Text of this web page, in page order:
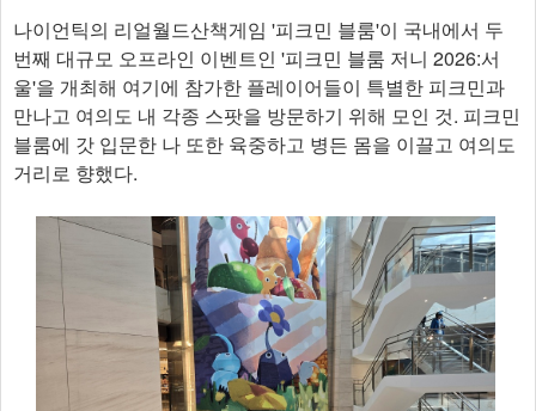
나이언틱의 리얼월드산책게임 '피크민 블룸'이 국내에서 두
번째 대규모 오프라인 이벤트인 '피크민 블룸 저니 2026:서
울'을 개최해 여기에 참가한 플레이어들이 특별한 피크민과
만나고 여의도 내 각종 스팟을 방문하기 위해 모인 것. 피크민
블룸에 갓 입문한 나 또한 육중하고 병든 몸을 이끌고 여의도
거리로 향했다.